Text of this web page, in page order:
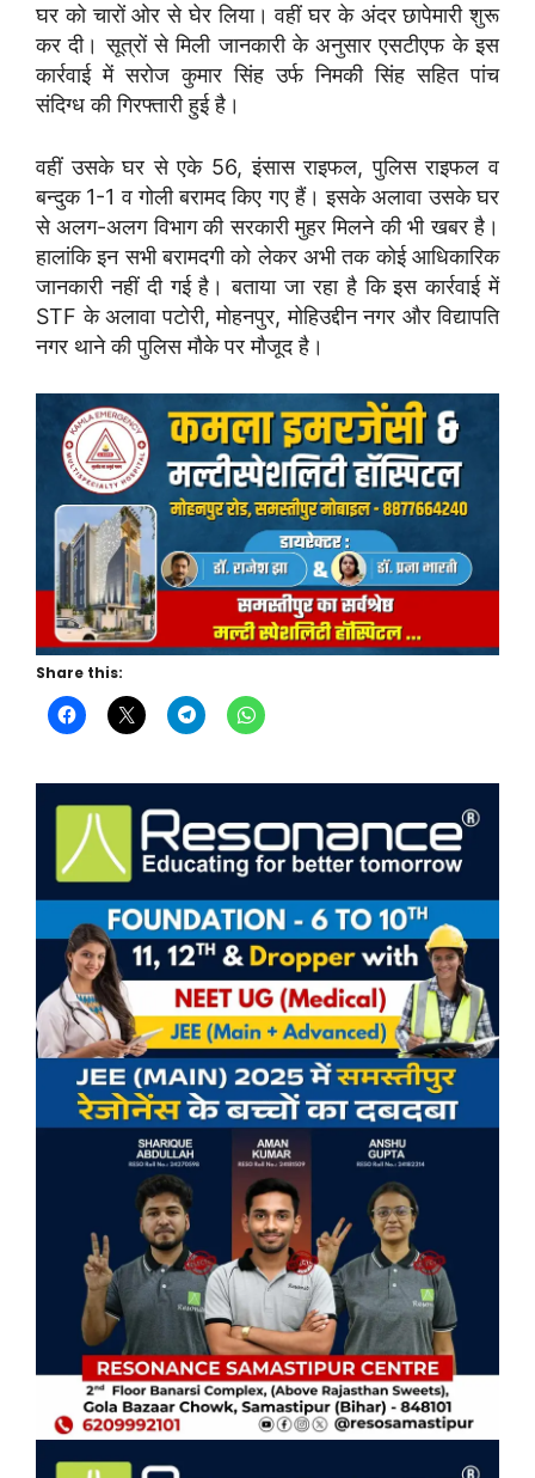
घर को चारों ओर से घेर लिया। वहीं घर के अंदर छापेमारी शुरू
कर दी। सूत्रों से मिली जानकारी के अनुसार एसटीएफ के इस
कार्रवाई में सरोज कुमार सिंह उर्फ निमकी सिंह सहित पांच
संदिग्ध की गिरफ्तारी हुई है।
वहीं उसके घर से एके 56, इंसास राइफल, पुलिस राइफल व
बन्दुक 1-1 व गोली बरामद किए गए हैं। इसके अलावा उसके घर
से अलग-अलग विभाग की सरकारी मुहर मिलने की भी खबर है।
हालांकि इन सभी बरामदगी को लेकर अभी तक कोई आधिकारिक
जानकारी नहीं दी गई है। बताया जा रहा है कि इस कार्रवाई में
STF के अलावा पटोरी, मोहनपुर, मोहिउद्दीन नगर और विद्यापति
नगर थाने की पुलिस मौके पर मौजूद है।
Share this: